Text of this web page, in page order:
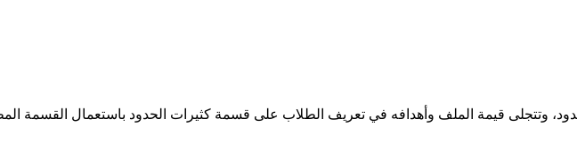
وتتجلى قيمة الملف وأهدافه في تعريف الطلاب على قسمة كثيرات الحدود باستعمال القسمة